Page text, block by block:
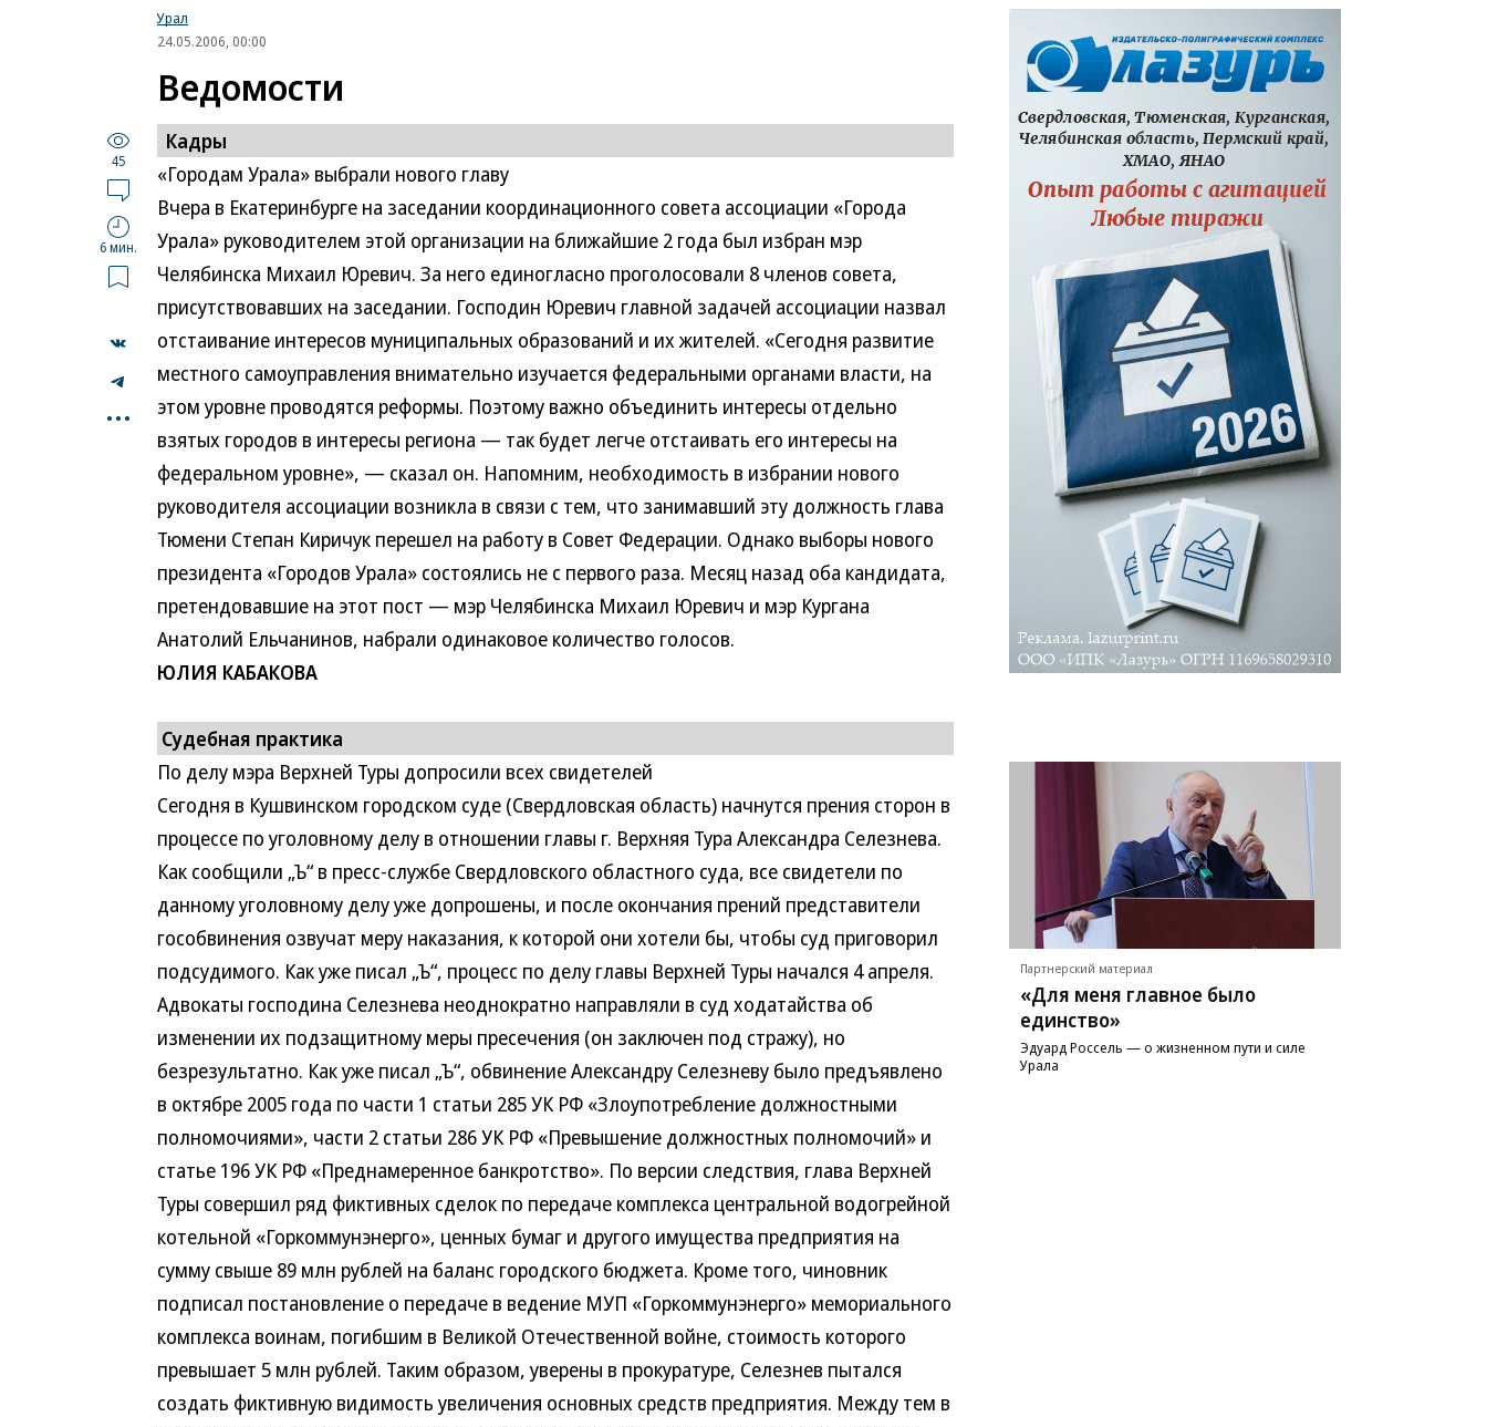
Урал
24.05.2006, 00:00
Ведомости
45
6 мин.
...
Кадры
«Городам Урала» выбрали нового главу
Вчера в Екатеринбурге на заседании координационного совета ассоциации «Города
Урала» руководителем этой организации на ближайшие 2 года был избран мэр
Челябинска Михаил Юревич. За него единогласно проголосовали 8 членов совета,
присутствовавших на заседании. Господин Юревич главной задачей ассоциации назвал
отстаивание интересов муниципальных образований и их жителей. «Сегодня развитие
местного самоуправления внимательно изучается федеральными органами власти, на
этом уровне проводятся реформы. Поэтому важно объединить интересы отдельно
взятых городов в интересы региона — так будет легче отстаивать его интересы на
федеральном уровне», — сказал он. Напомним, необходимость в избрании нового
руководителя ассоциации возникла в связи с тем, что занимавший эту должность глава
Тюмени Степан Киричук перешел на работу в Совет Федерации. Однако выборы нового
президента «Городов Урала» состоялись не с первого раза. Месяц назад оба кандидата,
претендовавшие на этот пост — мэр Челябинска Михаил Юревич и мэр Кургана
Анатолий Ельчанинов, набрали одинаковое количество голосов.
ЮЛИЯ КАБАКОВА
Судебная практика
По делу мэра Верхней Туры допросили всех свидетелей
Сегодня в Кушвинском городском суде (Свердловская область) начнутся прения сторон в
процессе по уголовному делу в отношении главы г. Верхняя Тура Александра Селезнева.
Как сообщили „Ъ“ в пресс-службе Свердловского областного суда, все свидетели по
данному уголовному делу уже допрошены, и после окончания прений представители
гособвинения озвучат меру наказания, к которой они хотели бы, чтобы суд приговорил
подсудимого. Как уже писал „Ъ“, процесс по делу главы Верхней Туры начался 4 апреля.
Адвокаты господина Селезнева неоднократно направляли в суд ходатайства об
изменении их подзащитному меры пресечения (он заключен под стражу), но
безрезультатно. Как уже писал „Ъ“, обвинение Александру Селезневу было предъявлено
в октябре 2005 года по части 1 статьи 285 УК РФ «Злоупотребление должностными
полномочиями», части 2 статьи 286 УК РФ «Превышение должностных полномочий» и
статье 196 УК РФ «Преднамеренное банкротство». По версии следствия, глава Верхней
Туры совершил ряд фиктивных сделок по передаче комплекса центральной водогрейной
котельной «Горкоммунэнерго», ценных бумаг и другого имущества предприятия на
сумму свыше 89 млн рублей на баланс городского бюджета. Кроме того, чиновник
подписал постановление о передаче в ведение МУП «Горкоммунэнерго» мемориального
комплекса воинам, погибшим в Великой Отечественной войне, стоимость которого
превышает 5 млн рублей. Таким образом, уверены в прокуратуре, Селезнев пытался
создать фиктивную видимость увеличения основных средств предприятия. Между тем в
Партнерский материал
«Для меня главное было
единство»
Эдуард Россель — о жизненном пути и силе
Урала